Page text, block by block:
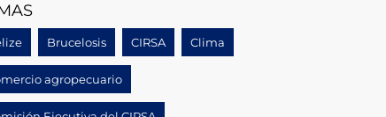
Brucelosis CIRSA Clima
agropecuario